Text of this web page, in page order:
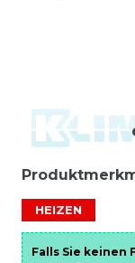
HEIZEN
Falls Sie keinen